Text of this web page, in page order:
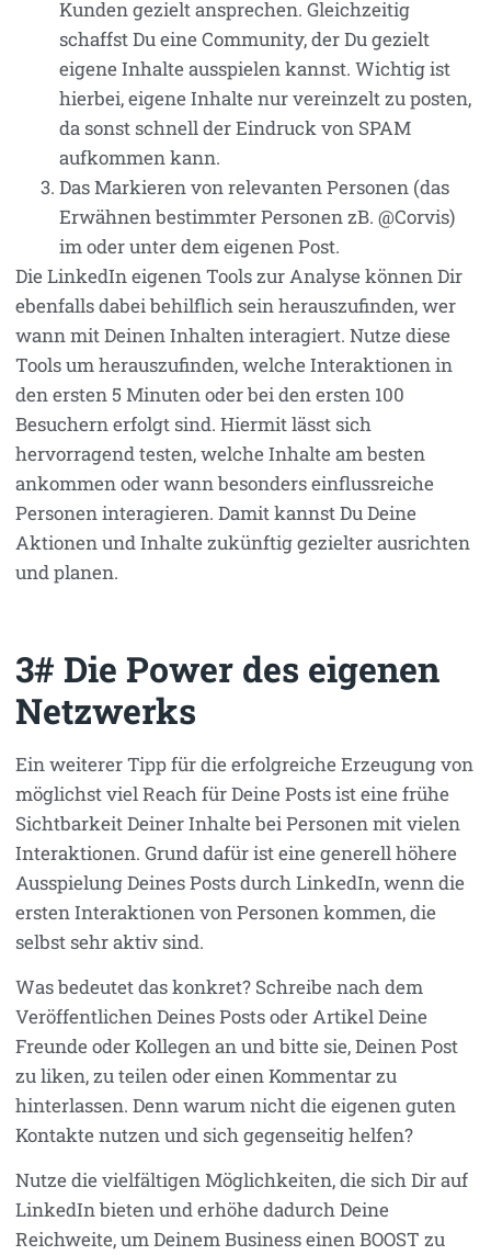
Kunden gezielt ansprechen. Gleichzeitig
schaffst Du eine Community, der Du gezielt
eigene Inhalte ausspielen kannst. Wichtig ist
hierbei, eigene Inhalte nur vereinzelt zu posten,
da sonst schnell der Eindruck von SPAM
aufkommen kann.
Das Markieren von relevanten Personen (das
Erwähnen bestimmter Personen zB. @Corvis)
im oder unter dem eigenen Post.
Die LinkedIn eigenen Tools zur Analyse können Dir
ebenfalls dabei behilflich sein herauszufinden, wer
wann mit Deinen Inhalten interagiert. Nutze diese
Tools um herauszufinden, welche Interaktionen in
den ersten 5 Minuten oder bei den ersten 100
Besuchern erfolgt sind. Hiermit lässt sich
hervorragend testen, welche Inhalte am besten
ankommen oder wann besonders einflussreiche
Personen interagieren. Damit kannst Du Deine
Aktionen und Inhalte zukünftig gezielter ausrichten
und planen.
3# Die Power des eigenen
Netzwerks
Ein weiterer Tipp für die erfolgreiche Erzeugung von
möglichst viel Reach für Deine Posts ist eine frühe
Sichtbarkeit Deiner Inhalte bei Personen mit vielen
Interaktionen. Grund dafür ist eine generell höhere
Ausspielung Deines Posts durch LinkedIn, wenn die
ersten Interaktionen von Personen kommen, die
selbst sehr aktiv sind.
Was bedeutet das konkret? Schreibe nach dem
Veröffentlichen Deines Posts oder Artikel Deine
Freunde oder Kollegen an und bitte sie, Deinen Post
zu liken, zu teilen oder einen Kommentar zu
hinterlassen. Denn warum nicht die eigenen guten
Kontakte nutzen und sich gegenseitig helfen?
Nutze die vielfältigen Möglichkeiten, die sich Dir auf
LinkedIn bieten und erhöhe dadurch Deine
Reichweite, um Deinem Business einen BOOST zu